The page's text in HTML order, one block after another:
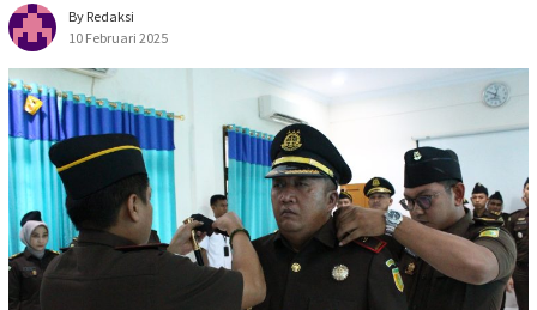
By Redaksi
10 Februari 2025